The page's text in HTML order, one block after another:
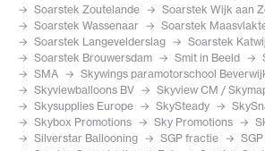
Soarstek Zoutelande
Soarstek Wijk aan
Soarstek Wassenaar
Soarstek
Soarstek Langevelderslag
Soarstek
Soarstek Brouwersdam
Smit in Beeld
SMA
Skywings paramotorschool
Skyviewballoons BV
Skyview CM /
Skysupplies Europe
SkySteady
Skybox Promotions
Sky Promotions
Silverstar Ballooning
SGP fractie